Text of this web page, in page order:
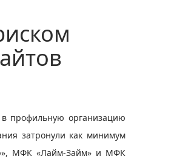
профильную организацию
затронули как минимум
МФК «Лайм-Займ» и МФК